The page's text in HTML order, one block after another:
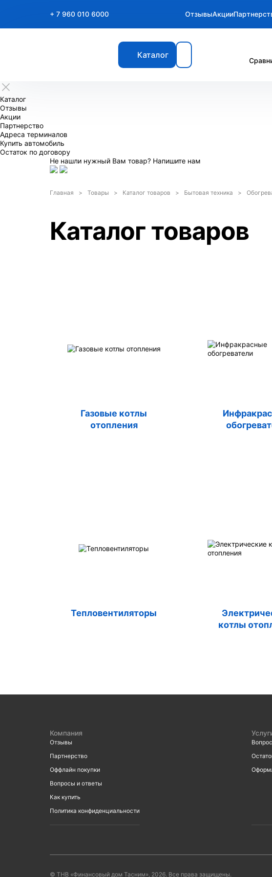
+ 7 960 010 6000 ОтзывыАкции
Каталог
Каталог
Отзывы
Акции
Партнерство
Адреса терминалов
Купить автомобиль
Остаток по договору
Не нашли нужный Вам товар? Напишите нам
Главная Товары Каталог товаров Бытовая техника
Каталог товаров
Газовые котлы
отопления
Тепловентиляторы
котлы
Компания
Отзывы
Партнерство
Оффлайн покупки
Вопросы и ответы
Как купить
Политика конфиденциальности
© ТНВ «Финансовый дом Тасним», 2026. Все права защищены.